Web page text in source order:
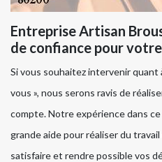
Entreprise Artisan
de confiance pour
Si vous souhaitez intervenir quant
vous », nous serons ravis de
compte. Notre expérience dans ce
grande aide pour réaliser du
satisfaire et rendre possible vos